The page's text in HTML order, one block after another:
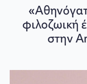
φιλοζωική
στην